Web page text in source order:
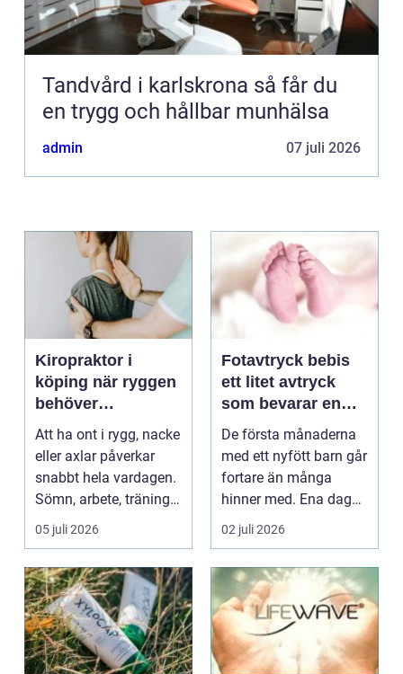
Tandvård i karlskrona så får du
en trygg och hållbar munhälsa
admin 07 juli 2026
Kiropraktor i
köping när ryggen
behöver
professionell hjälp
Att ha ont i rygg, nacke
eller axlar påverkar
snabbt hela vardagen.
Sömn, arbete, träning
och humör ...
05 juli 2026
Fotavtryck bebis
ett litet avtryck
som bevarar en
stor stund
De första månaderna
med ett nyfött barn går
fortare än många
hinner med. Ena dagen
ryms hela foten i...
02 juli 2026